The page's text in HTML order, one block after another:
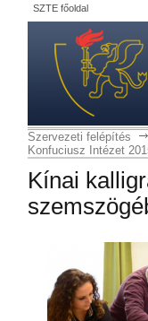
SZTE főoldal
Szervezeti felépítés
Konfuciusz Intézet
Kínai